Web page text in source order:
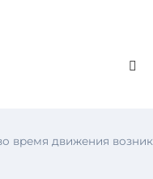
время движения возник